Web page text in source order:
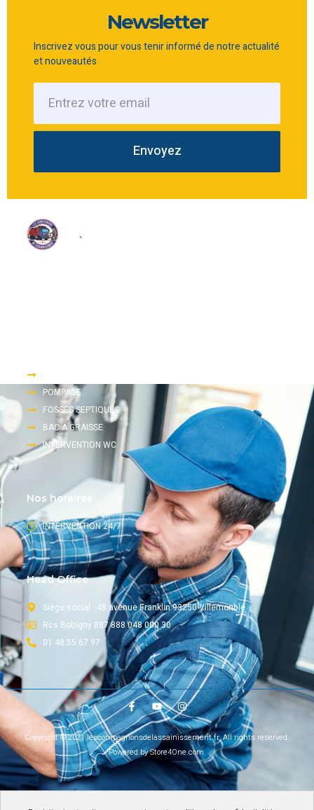
Newsletter
Inscrivez vous pour vous tenir informé de notre actualité
et nouveautés
Envoyez
POMPAGE
FOSSES SEPTIQUES
BAC A GRAISSE
INTERVENTION WC
Nos horaires
INTERVENTION 24/7
Head Office
Siège social : 48 avenue Franklin 93250 Villemonble
Rcs Bobigny 887 888 048 000 30
01 48 55 67 97
Copyright © 2021 lescompagnonsdelassainissement.fr, All rights reserved.
Powered by Store4One.com.